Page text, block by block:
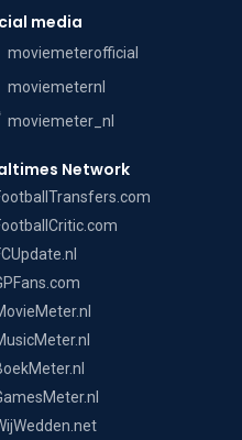
media
moviemeterofficial
moviemeternl
moviemeter_nl
Network